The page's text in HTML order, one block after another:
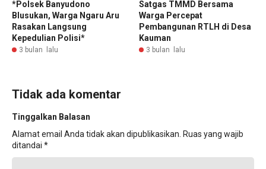
*Polsek Banyudono
Blusukan, Warga Ngaru Aru
Rasakan Langsung
Kepedulian Polisi*
3 bulan lalu
Satgas TMMD Bersama
Warga Percepat
Pembangunan RTLH di Desa
Kauman
3 bulan lalu
Tidak ada komentar
Tinggalkan Balasan
Alamat email Anda tidak akan dipublikasikan. Ruas yang wajib
ditandai *